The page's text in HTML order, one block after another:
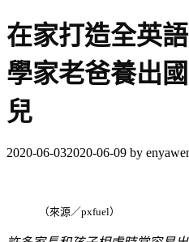
在家打造全英
學家老爸養出
兒
2020-06-032020-06-09 by
（來源／pxfuel）